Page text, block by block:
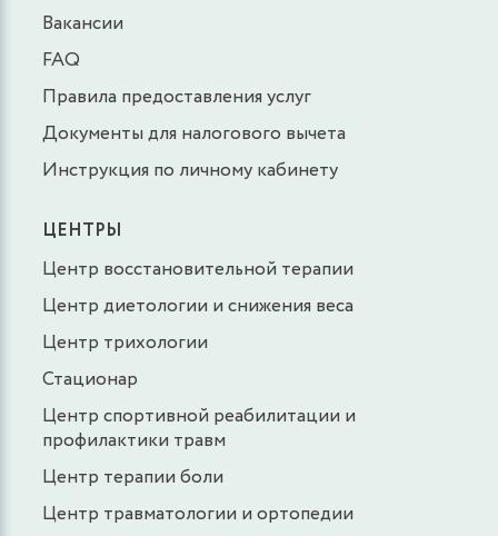
Вакансии
FAQ
Правила предоставления услуг
Документы для налогового вычета
Инструкция по личному кабинету
ЦЕНТРЫ
Центр восстановительной терапии
Центр диетологии и снижения веса
Центр трихологии
Стационар
Центр спортивной реабилитации и
профилактики травм
Центр терапии боли
Центр травматологии и ортопедии